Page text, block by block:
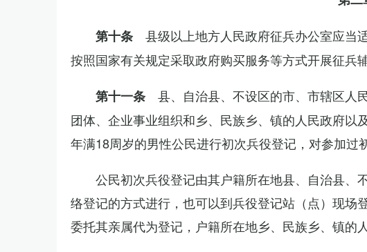
第十条 县级以上地方人民政府征兵办公室应当
按照国家有关规定采取政府购买服务等方式开展征兵辅
第十一条 县、自治县、不设区的市、市辖区人
团体、企业事业组织和乡、民族乡、镇的人民政府
年满18周岁的男性公民进行初次兵役登记，对参加过
公民初次兵役登记由其户籍所在地县、自治县、
络登记的方式进行，也可以到兵役登记站（点）现场
委托其亲属代为登记，户籍所在地乡、民族乡、镇的